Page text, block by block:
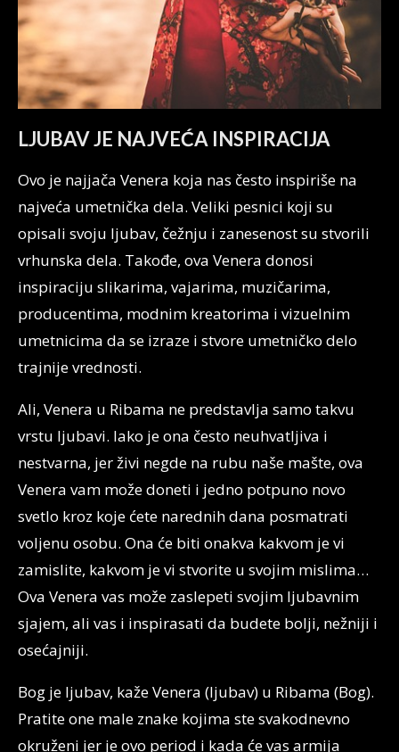
LJUBAV JE NAJVEĆA INSPIRACIJA
Ovo je najjača Venera koja nas često inspiriše na
najveća umetnička dela. Veliki pesnici koji su
opisali svoju ljubav, čežnju i zanesenost su stvorili
vrhunska dela. Takođe, ova Venera donosi
inspiraciju slikarima, vajarima, muzičarima,
producentima, modnim kreatorima i vizuelnim
umetnicima da se izraze i stvore umetničko delo
trajnije vrednosti.
Ali, Venera u Ribama ne predstavlja samo takvu
vrstu ljubavi. Iako je ona često neuhvatljiva i
nestvarna, jer živi negde na rubu naše mašte, ova
Venera vam može doneti i jedno potpuno novo
svetlo kroz koje ćete narednih dana posmatrati
voljenu osobu. Ona će biti onakva kakvom je vi
zamislite, kakvom je vi stvorite u svojim mislima…
Ova Venera vas može zaslepeti svojim ljubavnim
sjajem, ali vas i inspirasati da budete bolji, nežniji i
osećajniji.
Bog je ljubav, kaže Venera (ljubav) u Ribama (Bog).
Pratite one male znake kojima ste svakodnevno
okruženi jer je ovo period i kada će vas armija